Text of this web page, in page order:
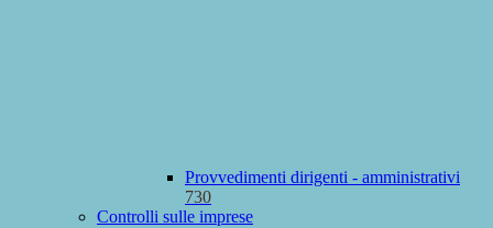
Provvedimenti dirigenti - amministrativi
730
Controlli sulle imprese